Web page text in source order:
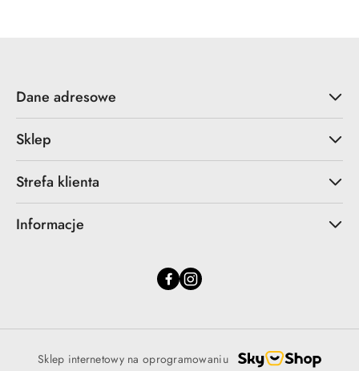
Dane adresowe
Sklep
Strefa klienta
Informacje
Sklep internetowy na oprogramowaniu